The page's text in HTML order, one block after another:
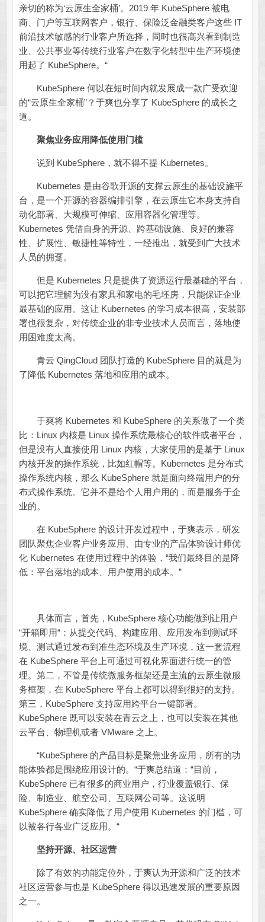
亲切的称为‘云原生全家桶’。2019 年 KubeSphere 被电
商、门户等互联网客户，银行、保险泛金融类客户这些 IT
前沿技术敏感的行业客户所选择，同时也很高兴看到制造
业、公共事业等传统行业客户在数字化转型中生产环境使
用起了 KubeSphere。“
KubeSphere 何以在短时间内就发展成一款广受欢迎
的“云原生全家桶”？于爽也分享了 KubeSphere 的成长之
道。
聚焦业务应用降低使用门槛
说到 KubeSphere，就不得不提 Kubernetes。
Kubernetes 是由谷歌开源的支撑云原生的基础设施平
台，是一个开源的容器编排引擎，在云原生它本身支持自
动化部署、大规模可伸缩、应用容器化管理等。
Kubernetes 凭借自身的开源、跨基础设施、良好的兼容
性、扩展性、敏捷性等特性，一经推出，就受到广大技术
人员的拥趸。
但是 Kubernetes 只是提供了资源运行最基础的平台，
可以把它理解为没有家具和家电的毛坯房，只能保证企业
最基础的应用。这让 Kubernetes 的学习成本很高，安装部
署也很复杂，对传统企业的非专业技术人员而言，落地使
用困难度太高。
青云 QingCloud 团队打造的 KubeSphere 目的就是为
了降低 Kubernetes 落地和应用的成本。
于爽将 Kubernetes 和 KubeSphere 的关系做了一个类
比：Linux 内核是 Linux 操作系统最核心的软件或者平台，
但是没有人直接使用 Linux 内核，大家使用的是基于 Linux
内核开发的操作系统，比如红帽等。Kubernetes 是分布式
操作系统内核，那么 KubeSphere 就是面向终端用户的分
布式操作系统。它并不是给个人用户用的，而是服务于企
业的。
在 KubeSphere 的设计开发过程中，于爽表示，研发
团队聚焦企业客户业务应用、由专业的产品体验设计师优
化 Kubernetes 在使用过程中的体验，“我们最终目的是降
低：平台落地的成本、用户使用的成本。”
具体而言，首先，KubeSphere 核心功能做到让用户
“开箱即用“：从提交代码、构建应用、应用发布到测试环
境、测试通过发布到准生态环境及生产环境，这一套流程
在 KubeSphere 平台上可通过可视化界面进行统一的管
理。第二，不管是传统微服务框架还是主流的云原生微服
务框架，在 KubeSphere 平台上都可以得到很好的支持。
第三，KubeSphere 支持应用跨平台一键部署。
KubeSphere 既可以安装在青云之上，也可以安装在其他
云平台、物理机或者 VMware 之上。
“KubeSphere 的产品目标是聚焦业务应用，所有的功
能体验都是围绕应用设计的。“于爽总结道：“目前，
KubeSphere 已有很多的商业用户，行业覆盖银行、保
险、制造业、航空公司、互联网公司等。这说明
KubeSphere 确实降低了用户使用 Kubernetes 的门槛，可
以被各行各业广泛应用。“
坚持开源、社区运营
除了有效的功能定位外，于爽认为开源和广泛的技术
社区运营参与也是 KubeSphere 得以迅速发展的重要原因
之一。